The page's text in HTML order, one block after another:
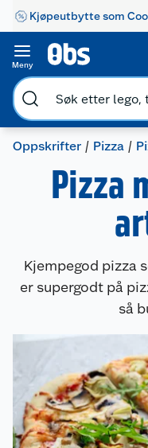
Kjøpeutbytte som
Meny
Oppskrifter Pizza
Pizza
Kjempegod pizza
er supergodt på
så